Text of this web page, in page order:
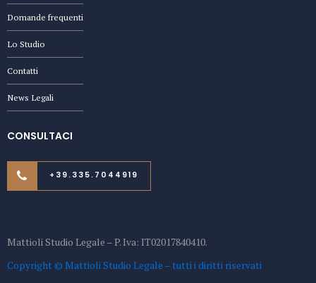
Domande frequenti
Lo Studio
Contatti
News Legali
CONSULTACI
+39.335.7044919
Mattioli Studio Legale – P. Iva: IT02017840410.
Copyright © Mattioli Studio Legale – tutti i diritti riservati